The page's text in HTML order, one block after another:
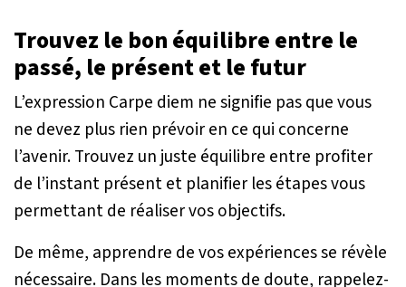
Trouvez le bon équilibre entre le
passé, le présent et le futur
L’expression Carpe diem ne signifie pas que vous
ne devez plus rien prévoir en ce qui concerne
l’avenir. Trouvez un juste équilibre entre profiter
de l’instant présent et planifier les étapes vous
permettant de réaliser vos objectifs.
De même, apprendre de vos expériences se révèle
nécessaire. Dans les moments de doute, rappelez-